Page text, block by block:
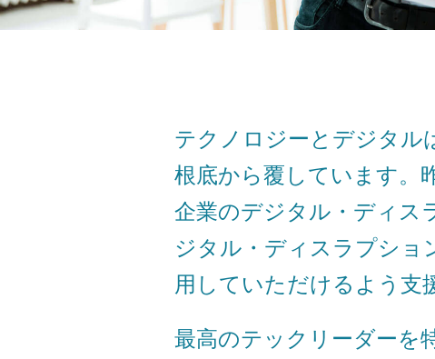
テクノロジーとデジタル
根底から覆しています。
企業のデジタル・ディス
ジタル・ディスラプショ
用していただけるよう支
最高のテックリーダーを